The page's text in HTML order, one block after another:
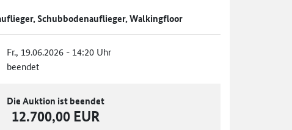
Schubbodenauflieger, Walkingfloor
Fr., 19.06.2026 - 14:20 Uhr
beendet
Die Auktion ist beendet
12.700,00 EUR